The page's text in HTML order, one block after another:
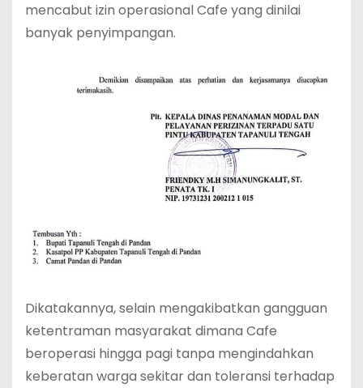
mencabut izin operasional Cafe yang dinilai
banyak penyimpangan.
Dikatakannya, selain mengakibatkan gangguan
ketentraman masyarakat dimana Cafe
beroperasi hingga pagi tanpa mengindahkan
keberatan warga sekitar dan toleransi terhadap